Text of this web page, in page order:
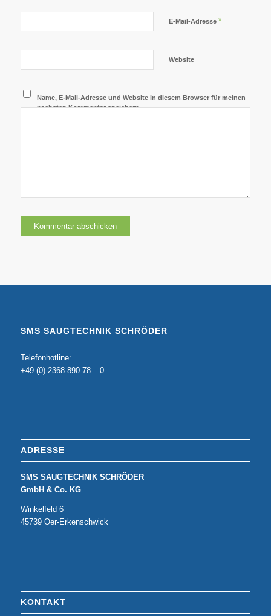
E-Mail-Adresse *
Website
Name, E-Mail-Adresse und Website in diesem Browser für meinen
nächsten Kommentar speichern.
SMS SAUGTECHNIK SCHRÖDER
Telefonhotline:
+49 (0) 2368 890 78 – 0
ADRESSE
SMS SAUGTECHNIK SCHRÖDER
GmbH & Co. KG
Winkelfeld 6
45739 Oer-Erkenschwick
KONTAKT